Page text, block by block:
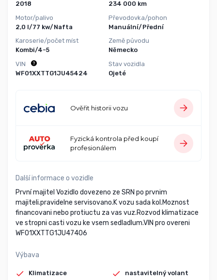
2018
Motor/palivo
2,0 l/77 kw/Nafta
Karoserie/počet míst
Kombi/4-5
234 000 km
Převodovka/pohon
Manuální/Přední
Země původu
Německo
VIN
WF01XXTTG1JU45424
Stav vozidla
Ojeté
Ověřit historii vozu
Fyzická kontrola před koupí
profesionálem
Další informace o vozidle
První majitel Vozidlo dovezeno ze SRN po prvnim
majiteli.pravidelne servisovano.K vozu sada kol.Moznost
financovani nebo protiuctu za vas vuz.Rozvod klimatizace
ve stropni casti vozu ke vsem sedladlum.VIN pro overeni
WF01XXTTG1JU47406
Výbava
Klimatizace nastavitelný volant